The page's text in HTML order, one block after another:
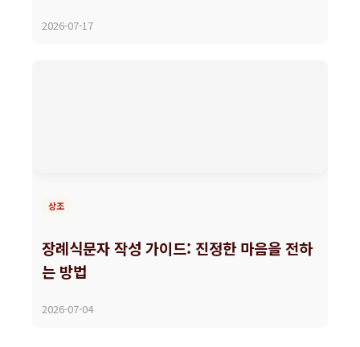
2026-07-17
상조
장례식문자 작성 가이드: 진정한 마음을 전하
는 방법
2026-07-04